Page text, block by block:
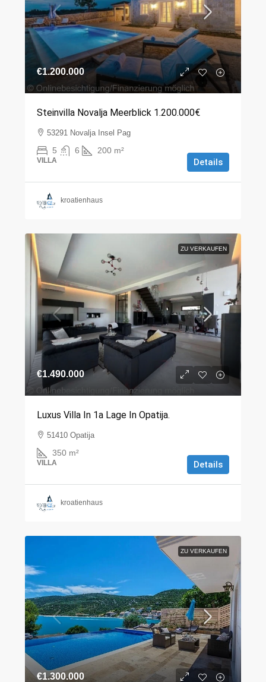
€1.200.000
Steinvilla Novalja Meerblick 1.200.000€
53291 Novalja Insel Pag
5 6 200 m²
VILLA Details
kroatienhaus
ZU VERKAUFEN
€1.490.000
Luxus Villa In 1a Lage In Opatija.
51410 Opatija
350 m²
VILLA Details
kroatienhaus
ZU VERKAUFEN
€1.300.000